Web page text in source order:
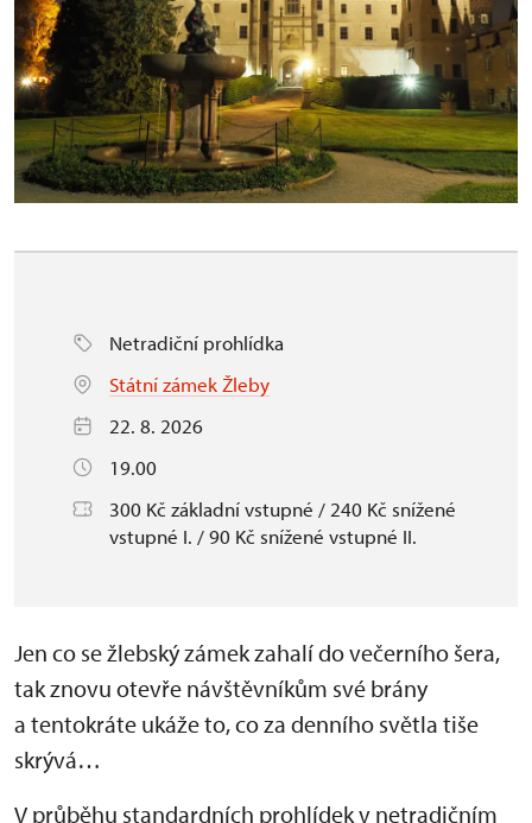
Netradiční prohlídka
Státní zámek Žleby
22. 8. 2026
19.00
300 Kč základní vstupné / 240 Kč snížené
vstupné I. / 90 Kč snížené vstupné II.
Jen co se žlebský zámek zahalí do večerního šera,
tak znovu otevře návštěvníkům své brány
a tentokráte ukáže to, co za denního světla tiše
skrývá…
V průběhu standardních prohlídek v netradičním